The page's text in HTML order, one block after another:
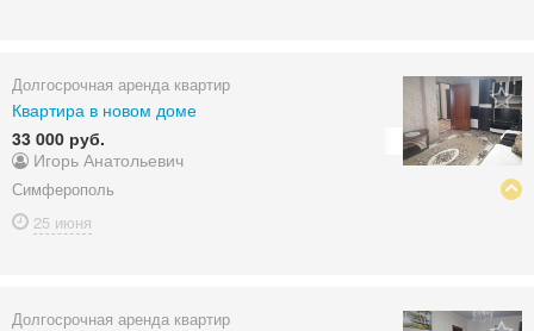
Долгосрочная аренда квартир
Квартира в новом доме
33 000 руб.
Игорь Анатольевич
Симферополь
25 июня
Долгосрочная аренда квартир